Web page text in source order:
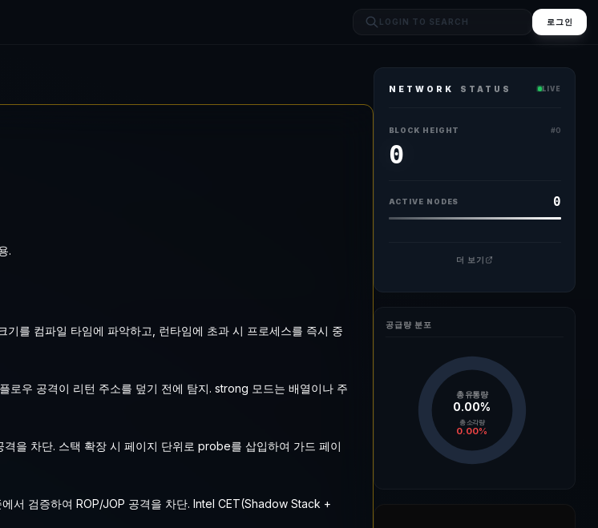
로그인
모듈 전체에 자동 적용.컴파일러 보안버퍼 오버플로우 런타임 탐지 — 표준 라이브러리 함수(memcpy, strcpy 등
.
를 컴파일 타임에 파악하고, 런타임에 초과 시 프로세스를 즉시 중
우 공격이 리턴 주소를 덮기 전에 탐지. strong 모드는 배열이나 주
을 차단. 스택 확장 시 페이지 단위로 probe를 삽입하여 가드 페이
서 검증하여 ROP/JOP 공격을 차단. Intel CET(Shadow Stack +
NETWORK STATUS LIVE
BLOCK HEIGHT #0
0
ACTIVE NODES 0
더 보기
공급량 분포
총 유통량
0.00%
총 소각량
0.00%